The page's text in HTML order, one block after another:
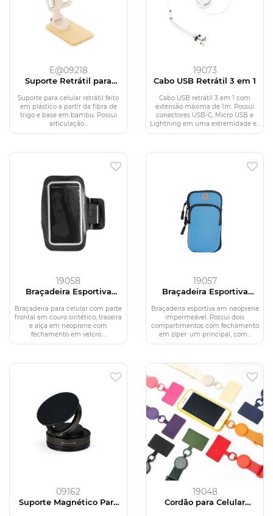
E@09218
Suporte Retrátil para
Suporte para celular retrátil feito
em plástico a partir da fibra de
trigo e base em bambu. Possui
articulação...
19073
Cabo USB Retrátil 3 em 1
Cabo USB retrátil 3 em 1 com
extensão máxima de 1m. Possui
conectores USB-C, Micro USB e
Lightning em uma extremidade e...
19058
Braçadeira Esportiva
Couro Sintético
Braçadeira para celular com parte
frontal em couro sintético, traseira
e alça em neoprene com
fechamento em velcro....
19057
Braçadeira Esportiva
Braçadeira esportiva em neoprene
impermeável. Possui dois
compartimentos com fechamento
em zíper: um principal, com...
09162
Suporte Magnético Para
19048
Cordão para Celular